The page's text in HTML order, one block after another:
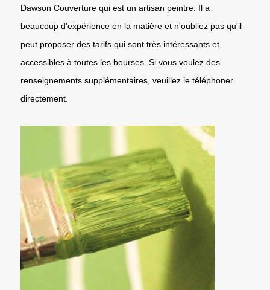
Dawson Couverture qui est un artisan peintre. Il a
beaucoup d'expérience en la matière et n'oubliez pas qu'il
peut proposer des tarifs qui sont très intéressants et
accessibles à toutes les bourses. Si vous voulez des
renseignements supplémentaires, veuillez le téléphoner
directement.